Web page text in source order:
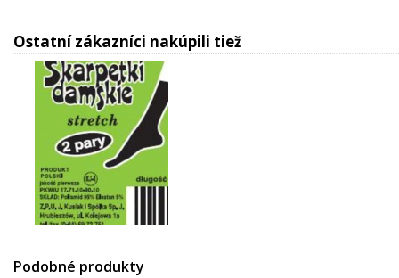
Ostatní zákazníci nakúpili tiež
Podobné produkty